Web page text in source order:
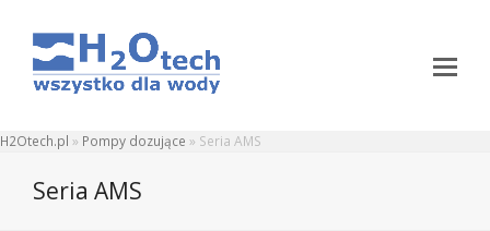
H2Otech.pl » Pompy dozujące » Seria AMS
Seria AMS